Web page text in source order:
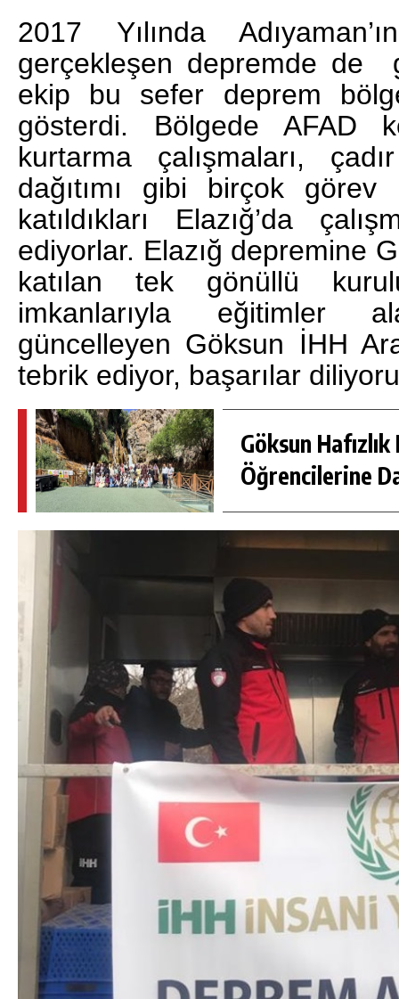
2017 Yılında
gerçekleşen depremde de
ekip bu sefer deprem
gösterdi. Bölgede AFAD
kurtarma çalışmaları,
dağıtımı gibi birçok
katıldıkları Elazığ’da
ediyorlar. Elazığ depremine
katılan tek gönüllü
imkanlarıyla eğitimler
güncelleyen Göksun İHH
tebrik ediyor, başarılar
Göksun Hafızlık
Öğrencilerine